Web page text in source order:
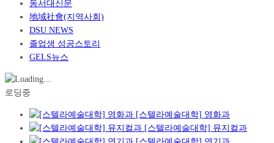
동서대신문
地域社會(지역사회)
DSU NEWS
졸업생 성공스토리
GELS뉴스
로딩중
[스텔라예술대학] 영화과
[스텔라예술대학] 뮤지컬과